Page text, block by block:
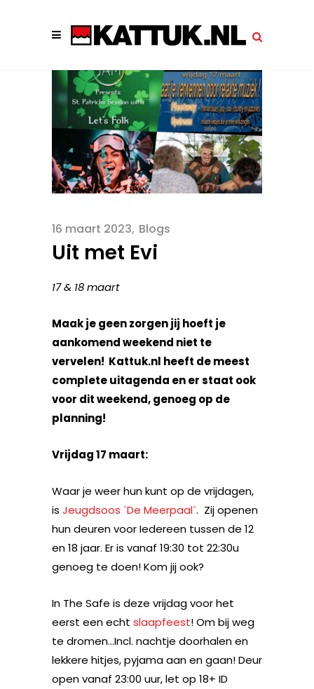
16 maart 2023 Blogs
Uit met Evi
17 & 18 maart
Maak je geen zorgen jij hoeft je
aankomend weekend niet te
vervelen! Kattuk.nl heeft de meest
complete uitagenda en er staat ook
voor dit weekend, genoeg op de
planning!
Vrijdag 17 maart:
Waar je weer hun kunt op de vrijdagen,
is Jeugdsoos ´De Meerpaal´. Zij openen
hun deuren voor Iedereen tussen de 12
en 18 jaar. Er is vanaf 19:30 tot 22:30u
genoeg te doen! Kom jij ook?
In The Safe is deze vrijdag voor het
eerst een echt slaapfeest! Om bij weg
te dromen…Incl. nachtje doorhalen en
lekkere hitjes, pyjama aan en gaan! Deur
open vanaf 23:00 uur, let op 18+ ID